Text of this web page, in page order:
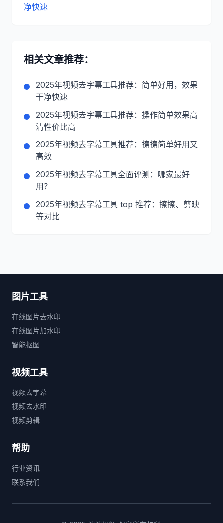
净快速
相关文章推荐：
2025年视频去字幕工具推荐：简单好用，效果
干净快速
2025年视频去字幕工具推荐：操作简单效果高
清性价比高
2025年视频去字幕工具推荐：擦擦简单好用又
高效
2025年视频去字幕工具全面评测：哪家最好
用？
2025年视频去字幕工具 top 推荐：擦擦、剪映
等对比
图片工具
在线图片去水印
在线图片加水印
智能抠图
视频工具
视频去字幕
视频去水印
视频剪辑
帮助
行业资讯
联系我们